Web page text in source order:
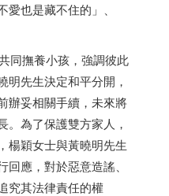
也是藏不住的」、
同撫養小孩，強調彼此
明先生決定和平分開，
辦妥相關手續，未來將
。為了保護雙方家人，
楊穎女士與黃曉明先生
應，對於惡意造謠、
究其法律責任的權